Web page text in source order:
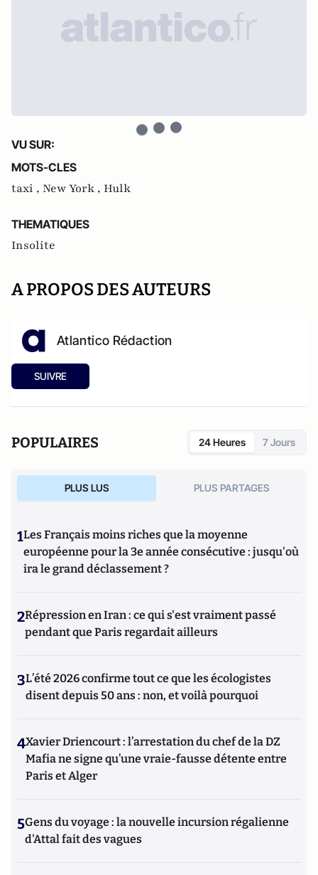
VU SUR:
MOTS-CLES
taxi , New York , Hulk
THEMATIQUES
Insolite
A PROPOS DES AUTEURS
Atlantico Rédaction
SUIVRE
POPULAIRES 24 Heures 7 Jours
PLUS LUS PLUS PARTAGES
1Les Français moins riches que la moyenne
européenne pour la 3e année consécutive : jusqu'où
ira le grand déclassement ?
2Répression en Iran : ce qui s'est vraiment passé
pendant que Paris regardait ailleurs
3L’été 2026 confirme tout ce que les écologistes
disent depuis 50 ans : non, et voilà pourquoi
4Xavier Driencourt : l’arrestation du chef de la DZ
Mafia ne signe qu’une vraie-fausse détente entre
Paris et Alger
5Gens du voyage : la nouvelle incursion régalienne
d'Attal fait des vagues